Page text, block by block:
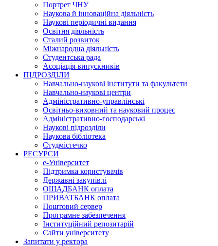
Портрет ЧНУ
Наукова й інноваційна діяльність
Наукові періодичні видання
Освітня діяльність
Сталий розвиток
Міжнародна діяльність
Студентська рада
Асоціація випускників
ПІДРОЗДІЛИ
Навчально-наукові інститути та факультети
Навчально-наукові центри
Адміністративно-управлінські
Освітньо-виховний та науковий процес
Адміністративно-господарські
Наукові підрозділи
Наукова бібліотека
Студмістечко
РЕСУРСИ
е-Університет
Підтримка користувачів
Державні закупівлі
ОЩАДБАНК оплата
ПРИВАТБАНК оплата
Поштовий сервер
Програмне забезпечення
Інституційний репозитарій
Сайти університету
Запитати у ректора